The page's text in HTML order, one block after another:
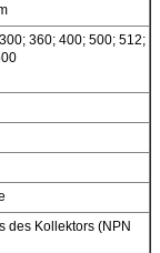
360; 400; 500; 512;
des Kollektors (NPN